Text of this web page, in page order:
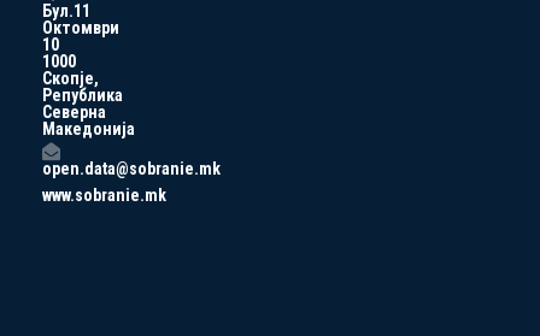
Бул.11
Октомври
10
1000
Скопје,
Република
Северна
Македонија
open.data@sobranie.mk
www.sobranie.mk